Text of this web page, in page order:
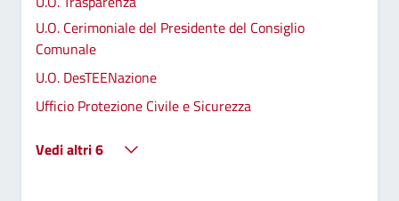
U.O. Cerimoniale del Presidente del Consiglio
Comunale
U.O. DesTEENazione
Ufficio Protezione Civile e Sicurezza
Vedi altri 6